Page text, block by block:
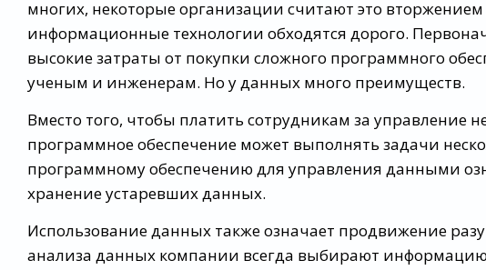
многих, некоторые организации считают это
информационные технологии обходятся дорого.
высокие затраты от покупки сложного программного
ученым и инженерам. Но у данных много преимуществ.
Вместо того, чтобы платить сотрудникам за
программное обеспечение может выполнять задачи
программному обеспечению для управления данными
хранение устаревших данных.
Использование данных также означает продвижение
анализа данных компании всегда выбирают информацию,